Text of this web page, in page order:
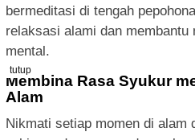
bermeditasi di tengah
relaksasi alami dan membantu
mental.
Membina Rasa Syukur
Alam
Nikmati setiap momen di alam
tutup